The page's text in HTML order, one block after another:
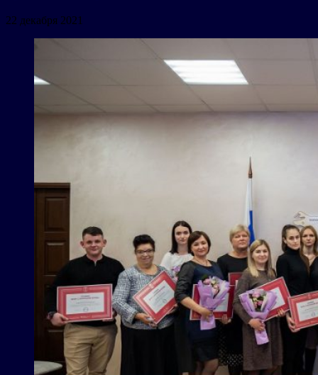
22 декабря 2021